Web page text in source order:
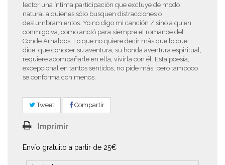
lector una íntima participación que excluye de modo
natural a quienes sólo busquen distracciones o
deslumbramientos. Yo no digo mi canción / sino a quien
conmigo va, como anotó para siempre el romance del
Conde Arnaldos. Lo que no quiere decir más que lo que
dice: que conocer su aventura, su honda aventura espiritual,
requiere acompañarle en ella, vivirla con él. Esta poesía,
excepcional en tantos sentidos, no pide más; pero tampoco
se conforma con menos.
Tweet Compartir
Imprimir
Envío gratuito a partir de 25€